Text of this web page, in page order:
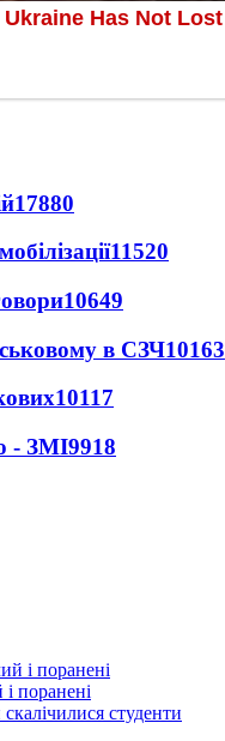
17880
11520
10649
в СЗЧ10163
10117
- ЗМІ9918
поранені
студенти